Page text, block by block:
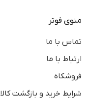
منوی فوتر
تماس با ما
ارتباط با ما
فروشکاه
شرایط خرید و بازگشت کالا